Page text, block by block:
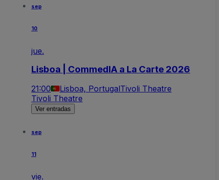
sep
10
jue.
Lisboa | CommedIA a La Carte 2026
21:00 Lisboa, PortugalTivoli Theatre
Tivoli Theatre
Ver entradas
sep
11
vie.